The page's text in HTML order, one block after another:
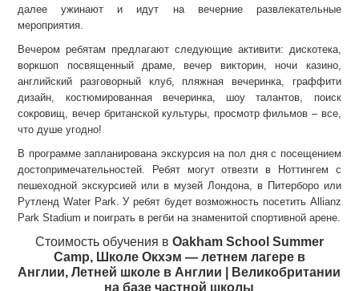
далее ужинают и идут на вечерние развлекательные
мероприятия.
Вечером ребятам предлагают следующие активити: дискотека,
воркшоп посвященный драме, вечер викторин, ночи казино,
английский разговорный клуб, пляжная вечеринка, граффити
дизайн, костюмированная вечеринка, шоу талантов, поиск
сокровищ, вечер британской культуры, просмотр фильмов – все,
что душе угодно!
В программе запланирована экскурсия на пол дня с посещением
достопримечательностей. Ребят могут отвезти в Ноттингем с
пешеходной экскурсией или в музей Лондона, в Питерборо или
Рутленд Water Park. У ребят будет возможность посетить Allianz
Park Stadium и поиграть в регби на знаменитой спортивной арене.
Стоимость обучения в Oakham School Summer
Camp, Школе Окхэм — летнем лагере в
Англии, Летней школе в Англии | Великобритании
на базе частной школы